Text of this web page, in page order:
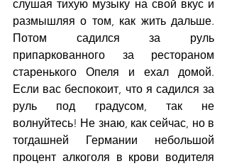
слушая тихую музыку на свой вкус и
размышляя о том, как жить дальше.
Потом садился за руль
припаркованного за рестораном
старенького Опеля и ехал домой.
Если вас беспокоит, что я садился за
руль под градусом, так не
волнуйтесь! Не знаю, как сейчас, но в
тогдашней Германии небольшой
процент алкоголя в крови водителя